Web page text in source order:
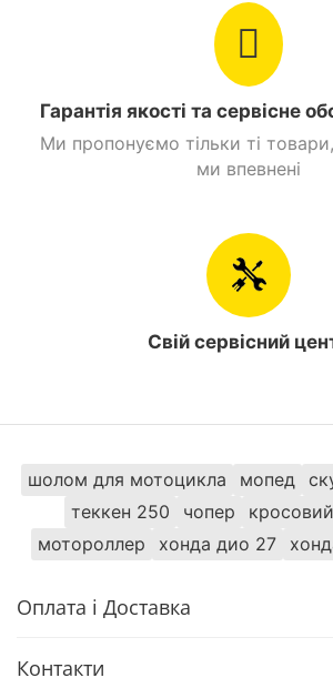
Гарантія якості та сервісне
Ми пропонуємо тільки ті
ми впевнені
Свій сервісний
шолом для мотоцикла мопед
теккен 250
чопер
мотороллер
хонда дио 27
Оплата і Доставка
Контакти